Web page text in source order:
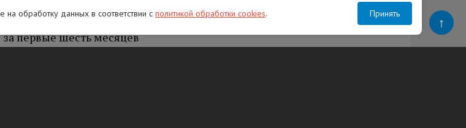
вид
стоимостью 1,3
первые шесть месяцев
центры здорового
на обработку данных в соответствии с политикой обработки cookies. Принять
↑